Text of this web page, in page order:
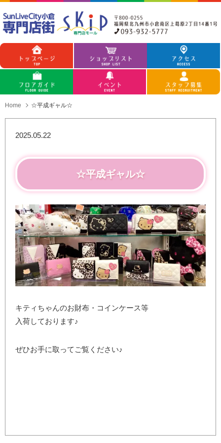
Home ☆平成ギャル☆
2025.05.22
☆平成ギャル☆
キティちゃんのお財布・コインケース等
入荷しております♪
ぜひお手に取ってご覧ください♪